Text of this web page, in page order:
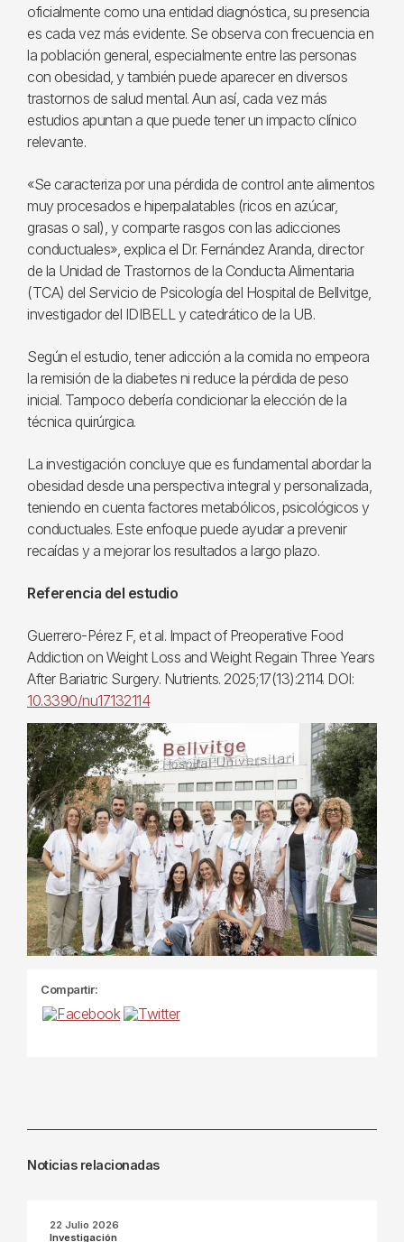
oficialmente como una entidad diagnóstica, su presencia
es cada vez más evidente. Se observa con frecuencia en
la población general, especialmente entre las personas
con obesidad, y también puede aparecer en diversos
trastornos de salud mental. Aun así, cada vez más
estudios apuntan a que puede tener un impacto clínico
relevante.
«Se caracteriza por una pérdida de control ante alimentos
muy procesados e hiperpalatables (ricos en azúcar,
grasas o sal), y comparte rasgos con las adicciones
conductuales», explica el Dr. Fernández Aranda, director
de la Unidad de Trastornos de la Conducta Alimentaria
(TCA) del Servicio de Psicología del Hospital de Bellvitge,
investigador del IDIBELL y catedrático de la UB.
Según el estudio, tener adicción a la comida no empeora
la remisión de la diabetes ni reduce la pérdida de peso
inicial. Tampoco debería condicionar la elección de la
técnica quirúrgica.
La investigación concluye que es fundamental abordar la
obesidad desde una perspectiva integral y personalizada,
teniendo en cuenta factores metabólicos, psicológicos y
conductuales. Este enfoque puede ayudar a prevenir
recaídas y a mejorar los resultados a largo plazo.
Referencia del estudio
Guerrero-Pérez F, et al. Impact of Preoperative Food
Addiction on Weight Loss and Weight Regain Three Years
After Bariatric Surgery. Nutrients. 2025;17(13):2114. DOI:
10.3390/nu17132114
Compartir:
Noticias relacionadas
22 Julio 2026
Investigación